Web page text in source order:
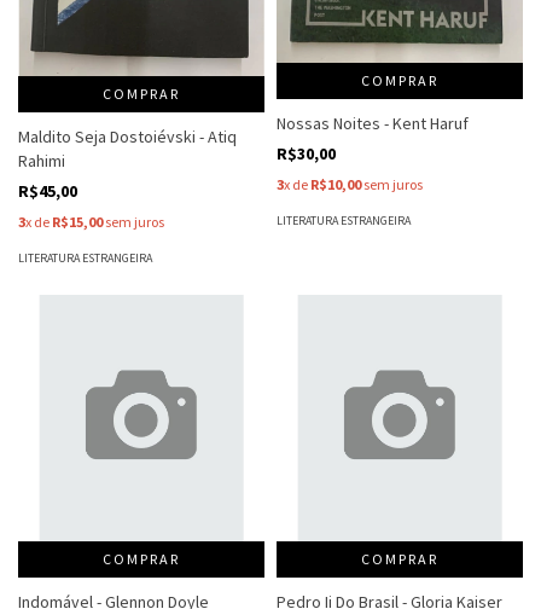
COMPRAR
Maldito Seja Dostoiévski - Atiq
Rahimi
R$45,00
3x de R$15,00sem juros
LITERATURA ESTRANGEIRA
COMPRAR
Nossas Noites - Kent Haruf
R$30,00
3x de R$10,00sem juros
LITERATURA ESTRANGEIRA
COMPRAR
Indomável - Glennon Doyle
COMPRAR
Pedro Ii Do Brasil - Gloria Kaiser